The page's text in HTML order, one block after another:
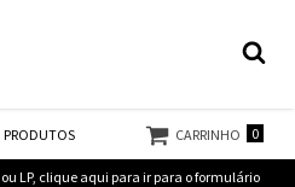
PRODUTOS CARRINHO 0
LP, clique aqui para ir para o formulário